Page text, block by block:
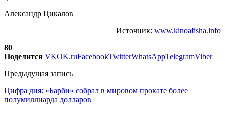
Александр Цикалов
Источник: www.kinoafisha.info
80
Поделится VKOK.ruFacebookTwitterWhatsAppTelegramViber
Предыдущая запись
Цифра дня: «Барби» собрал в мировом прокате более
полумиллиарда долларов